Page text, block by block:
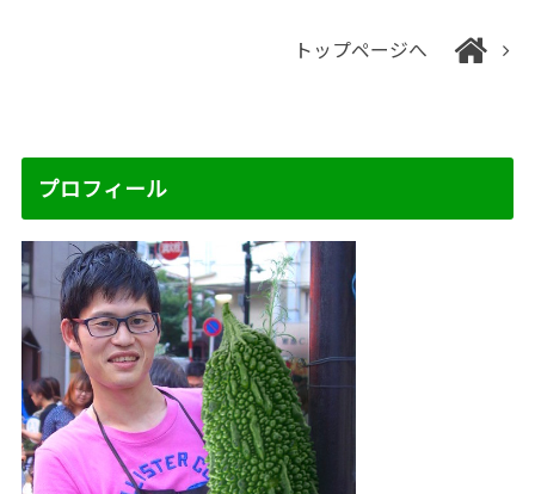
トップページへ
プロフィール